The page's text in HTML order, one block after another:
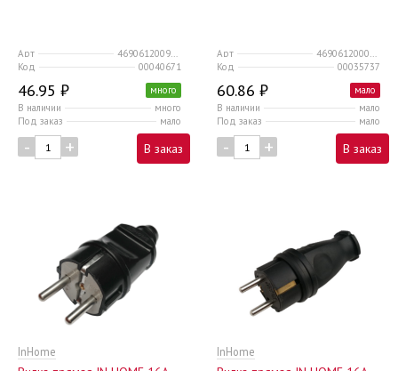
Арт
Код
00040671
46.95 ₽
много
В наличии
много
Под заказ
мало
- + В заказ
Арт
Код
00035737
60.86 ₽
мало
В наличии
мало
Под заказ
мало
- + В заказ
InHome InHome